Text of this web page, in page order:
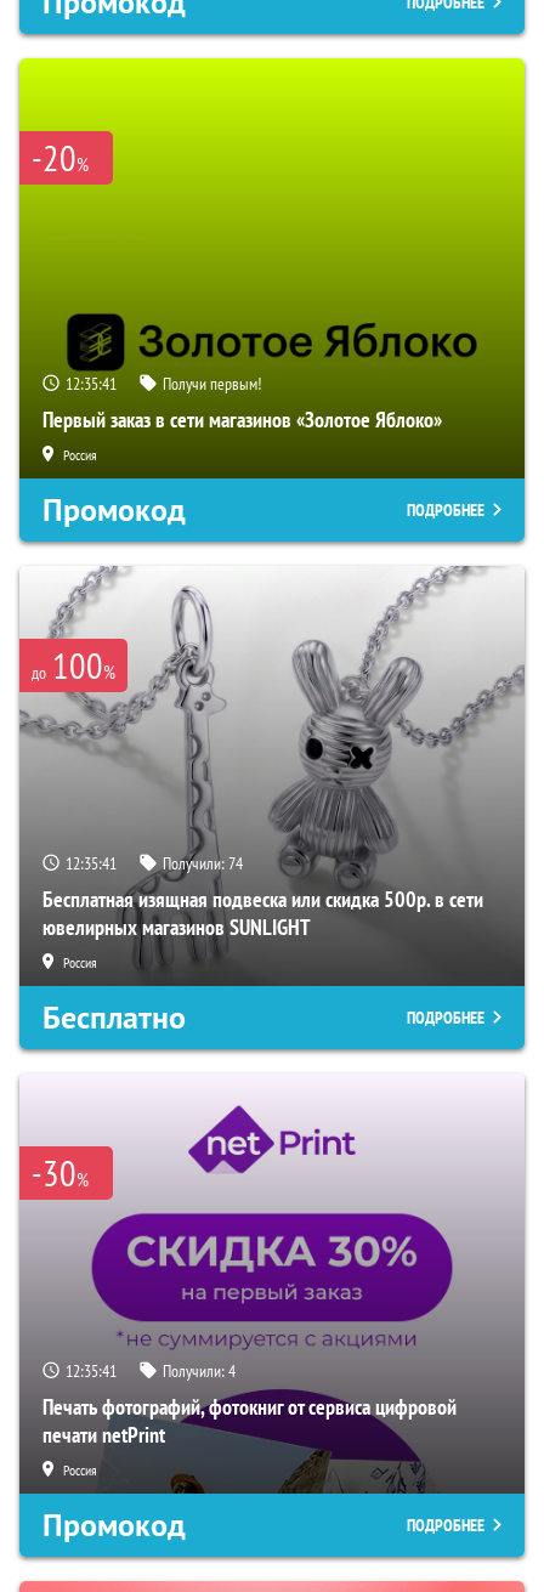
-20%
12:35:40 Получи первым!
Первый заказ в сети магазинов «Золотое Яблоко»
Россия
Промокод ПОДРОБНЕЕ
до 100%
12:35:40 Получили:74
Бесплатная изящная подвеска или скидка 500р. в сети
ювелирных магазинов SUNLIGHT
Россия
Бесплатно ПОДРОБНЕЕ
-30%
12:35:40 Получили:4
Печать фотографий, фотокниг от сервиса цифровой
печати netPrint
Россия
Промокод ПОДРОБНЕЕ